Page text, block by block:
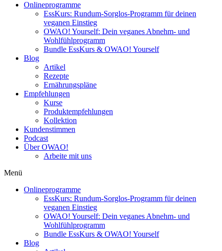
Onlineprogramme
EssKurs: Rundum-Sorglos-Programm für deinen
veganen Einstieg
OWAO! Yourself: Dein veganes Abnehm- und
Wohlfühlprogramm
Bundle EssKurs & OWAO! Yourself
Blog
Artikel
Rezepte
Ernährungspläne
Empfehlungen
Kurse
Produktempfehlungen
Kollektion
Kundenstimmen
Podcast
Über OWAO!
Arbeite mit uns
Menü
Onlineprogramme
EssKurs: Rundum-Sorglos-Programm für deinen
veganen Einstieg
OWAO! Yourself: Dein veganes Abnehm- und
Wohlfühlprogramm
Bundle EssKurs & OWAO! Yourself
Blog